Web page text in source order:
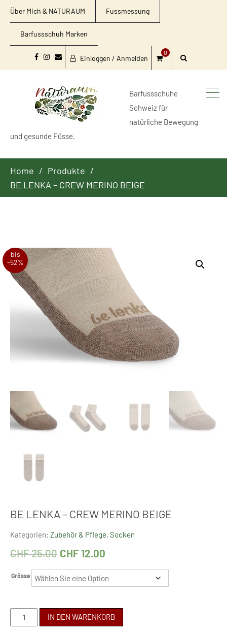
Über Mich & NATURAUM Fussmessung
Barfussschuh Marken
Facebook
Instagram
Email
Einloggen / Anmelden
0
Barfussschuhe
Schweiz für
natürliche Bewegung
und gesunde Füsse.
Home
Produkte
BE LENKA – CREW MERINO BEIGE
bis
-52%
BE LENKA – CREW MERINO BEIGE
Kategorien: Zubehör & Pflege, Socken
CHF25.00 CHF12.00
Grösse
LENKA
IN DEN WARENKORB